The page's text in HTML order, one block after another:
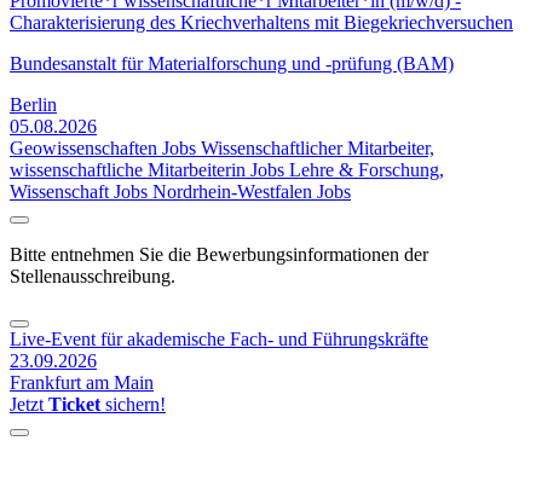
Charakterisierung des Kriechverhaltens mit Biegekriechversuchen
Bundesanstalt für Materialforschung und -prüfung (BAM)
Berlin
05.08.2026
Geowissenschaften Jobs Wissenschaftlicher Mitarbeiter,
wissenschaftliche Mitarbeiterin Jobs Lehre & Forschung,
Wissenschaft Jobs Nordrhein-Westfalen Jobs
Bitte entnehmen Sie die Bewerbungsinformationen der
Stellenausschreibung.
Live-Event für akademische Fach- und Führungskräfte
23.09.2026
Frankfurt am Main
Jetzt Ticket sichern!